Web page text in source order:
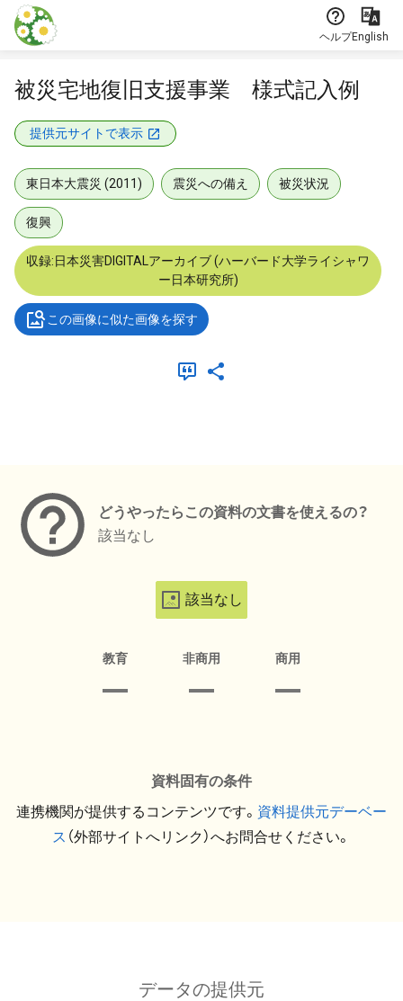
本文に飛ぶ
ヘルプEnglish
被災宅地復旧支援事業 様式記入例
提供元サイトで表示
東日本大震災 (2011) 震災への備え 被災状況
復興
収録:日本災害DIGITALアーカイブ (ハーバード大学ライシャワ
ー日本研究所)
この画像に似た画像を探す
どうやったらこの資料の文書を使えるの？
該当なし
該当なし
教育 非商用 商用
資料固有の条件
連携機関が提供するコンテンツです。 資料提供元デーベー
ス （外部サイトへリンク）へお問合せください。
データの提供元